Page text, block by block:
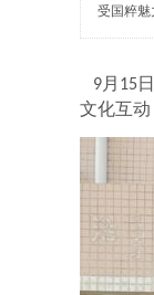
受国粹魅
9月 15
文化互动